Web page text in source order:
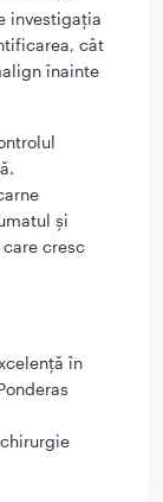
investigația
cât
înainte
și
cresc
în